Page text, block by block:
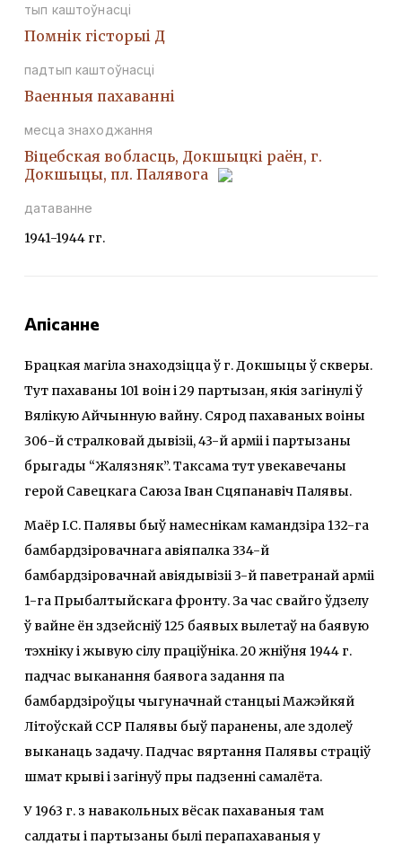
тып каштоўнасці
Помнiк гiсторыi Д
падтып каштоўнасці
Ваенныя пахаваннi
месца знаходжання
Віцебская вобласць, Докшыцкі раён, г.
Докшыцы, пл. Палявога
датаванне
1941-1944 гг.
Апісанне
Брацкая магіла знаходзіцца ў г. Докшыцы ў скверы.
Тут пахаваны 101 воін і 29 партызан, якія загінулі ў
Вялікую Айчынную вайну. Сярод пахаваных воіны
306-й стралковай дывізіі, 43-й арміі і партызаны
брыгады “Жалязняк”. Таксама тут увекавечаны
герой Савецкага Саюза Іван Сцяпанавіч Палявы.
Маёр І.С. Палявы быў намеснікам камандзіра 132-га
бамбардзіровачнага авіяпалка 334-й
бамбардзіровачнай авіядывізіі 3-й паветранай арміі
1-га Прыбалтыйскага фронту. За час свайго ўдзелу
ў вайне ён здзейсніў 125 баявых вылетаў на баявую
тэхніку і жывую сілу праціўніка. 20 жніўня 1944 г.
падчас выканання баявога задання па
бамбардзіроўцы чыгуначнай станцыі Мажэйкяй
Літоўскай ССР Палявы быў паранены, але здолеў
выканаць задачу. Падчас вяртання Палявы страціў
шмат крыві і загінуў пры падзенні самалёта.
У 1963 г. з навакольных вёсак пахаваныя там
салдаты і партызаны былі перапахаваныя у